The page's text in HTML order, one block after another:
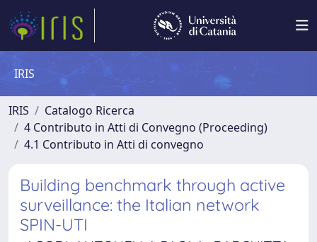
IRIS
IRIS
Catalogo Ricerca
4 Contributo in Atti di Convegno (Proceeding)
4.1 Contributo in Atti di convegno
Building benchmark through active
surveillance: the Italian network
SPIN-UTI